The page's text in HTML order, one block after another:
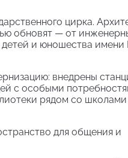
цирка.
обновят — от
детей и юношества имени
внедрены
с особыми
рядом со
для общения и